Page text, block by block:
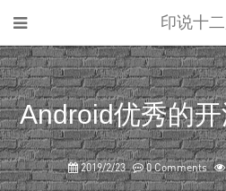
印说十
Android优秀的
2019/2/23 0 Comments